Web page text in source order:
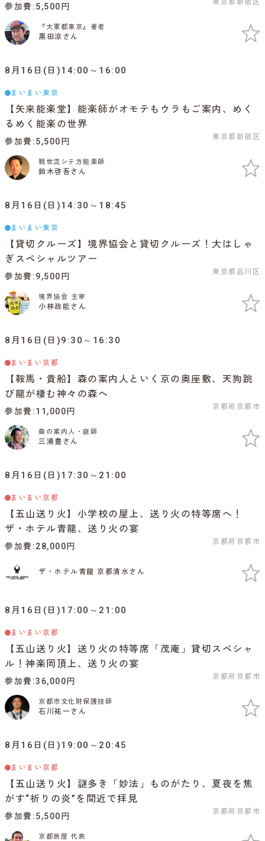
参加費 5,500円
『大軍都東京』著者
黒田涼さん
8月16日(日)14:00～16:00
まいまい東京
【矢来能楽堂】能楽師がオモテもウラもご案内、めく
るめく能楽の世界
東京都新宿区
参加費 5,500円
観世流シテ方能楽師
鈴木啓吾さん
8月16日(日)14:30～18:45
まいまい東京
【貸切クルーズ】境界協会と貸切クルーズ！大はしゃ
ぎスペシャルツアー
東京都品川区
参加費 9,500円
境界協会 主宰
小林政能さん
8月16日(日)9:30～16:30
まいまい京都
【鞍馬・貴船】森の案内人といく京の奥座敷、天狗跳
び龍が棲む神々の森へ
京都府京都市
参加費 11,000円
森の案内人・庭師
三浦豊さん
8月16日(日)17:30～21:00
まいまい京都
【五山送り火】小学校の屋上、送り火の特等席へ！
ザ・ホテル青龍、送り火の宴
京都府京都市
参加費 28,000円
ザ・ホテル青龍 京都清水さん
8月16日(日)17:00～21:00
まいまい京都
【五山送り火】送り火の特等席「茂庵」貸切スペシャ
ル！神楽岡頂上、送り火の宴
京都府京都市
参加費 36,000円
京都市文化財保護技師
石川祐一さん
8月16日(日)19:00～20:45
まいまい京都
【五山送り火】謎多き「妙法」ものがたり、夏夜を焦
がす“祈りの炎”を間近で拝見
京都府京都市
参加費 5,500円
京都旅屋 代表